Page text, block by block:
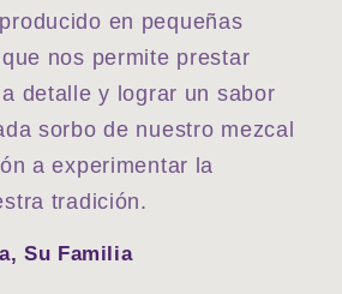
en pequeñas
nos permite prestar
detalle y lograr un sabor
sorbo de nuestro mezcal
a experimentar la
tradición.
Su Familia